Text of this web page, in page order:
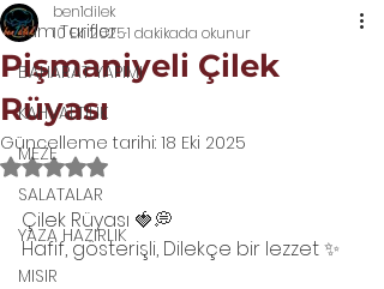
Tüm Tarifler
BAHARAT YAPIMI
KAHVALTILIK
MEZE
SALATALAR
YAZA HAZIRLIK
MISIR
Pişmaniyeli Çilek
Rüyası
ben1dilek
10 Eki 20251 dakikada okunur
Güncelleme tarihi: 18 Eki 2025
5 üzerinden NaN yıldız
Çilek Rüyası 🍓💭
Hafif, gösterişli, Dilekçe bir lezzet ✨